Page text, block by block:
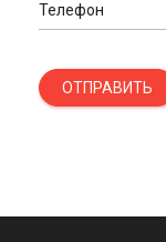
Телефон
ОТПРАВИТЬ